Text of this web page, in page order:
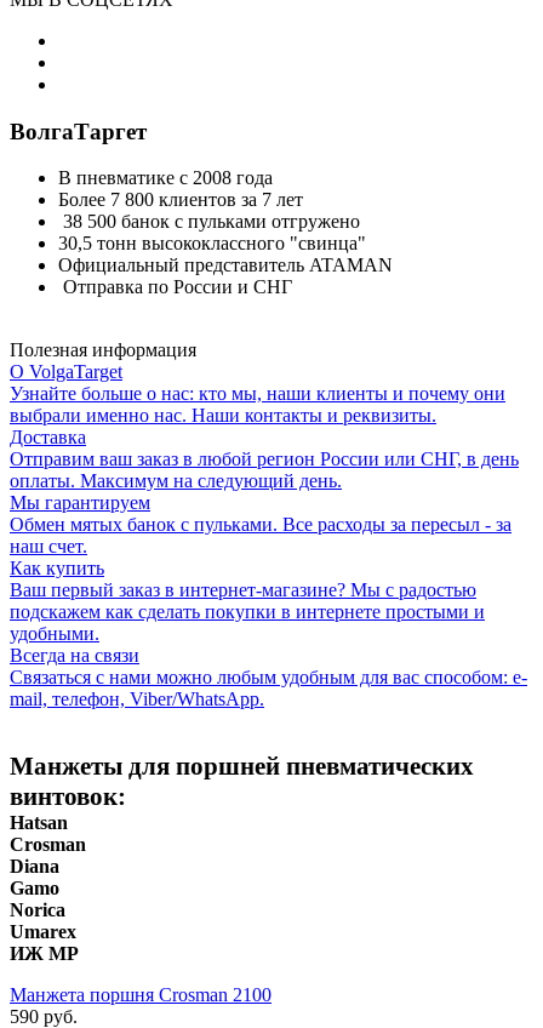
ВолгаТаргет
В пневматике с 2008 года
Более 7 800 клиентов за 7 лет
38 500 банок с пульками отгружено
30,5 тонн высококлассного "свинца"
Официальный представитель ATAMAN
Отправка по России и СНГ
Полезная информация
О VolgaTarget
Узнайте больше о нас: кто мы, наши клиенты и почему они
выбрали именно нас. Наши контакты и реквизиты.
Доставка
Отправим ваш заказ в любой регион России или СНГ, в день
оплаты. Максимум на следующий день.
Мы гарантируем
Обмен мятых банок с пульками. Все расходы за пересыл - за
наш счет.
Как купить
Ваш первый заказ в интернет-магазине? Мы с радостью
подскажем как сделать покупки в интернете простыми и
удобными.
Всегда на связи
Связаться с нами можно любым удобным для вас способом: e-
mail, телефон, Viber/WhatsApp.
Манжеты для поршней пневматических
винтовок:
Hatsan
Crosman
Diana
Gamo
Norica
Umarex
ИЖ МР
Манжета поршня Crosman 2100
590 руб.